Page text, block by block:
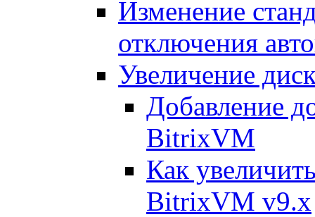
Изменение
отключения
Увеличение
Добавление
BitrixVM
Как
BitrixVM v9.x